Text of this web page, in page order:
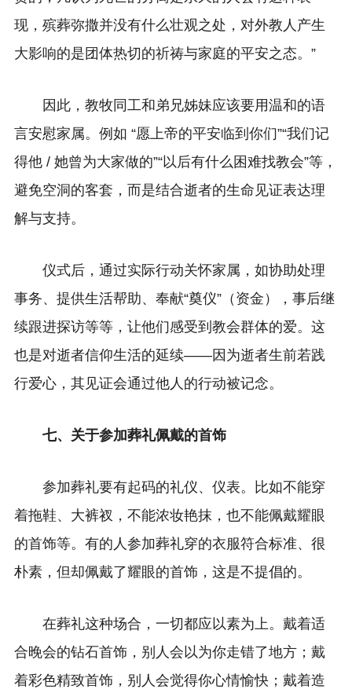
现，殡葬弥撒并没有什么壮观之处，对外教人产生
大影响的是团体热切的祈祷与家庭的平安之态。”
因此，教牧同工和弟兄姊妹应该要用温和的语
言安慰家属。例如 “愿上帝的平安临到你们”“我们记
得他 / 她曾为大家做的”“以后有什么困难找教会”等，
避免空洞的客套，而是结合逝者的生命见证表达理
解与支持。
仪式后，通过实际行动关怀家属，如协助处理
事务、提供生活帮助、奉献“奠仪”（资金 ）
，事后继
续跟进探访等等，让他们感受到教会群体的爱。这
也是对逝者信仰生活的延续——因为逝者生前若践
行爱心，其见证会通过他人的行动被记念。
七、关于参加葬礼佩戴的首饰
参加葬礼要有起码的礼仪、仪表。比如不能穿
着拖鞋、大裤衩，不能浓妆艳抹，也不能佩戴耀眼
的首饰等。有的人参加葬礼穿的衣服符合标准、很
朴素，但却佩戴了耀眼的首饰，这是不提倡的。
在葬礼这种场合，一切都应以素为上。戴着适
合晚会的钻石首饰，别人会以为你走错了地方；戴
着彩色精致首饰，别人会觉得你心情愉快； 戴着造